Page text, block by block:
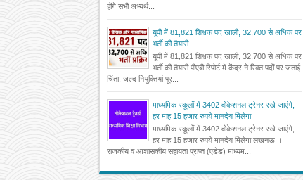
होंगे सभी अभ्यर्थ...
यूपी में 81,821 शिक्षक पद खाली, 32,700 से अधिक पर
भर्ती की तैयारी
यूपी में 81,821 शिक्षक पद खाली, 32,700 से अधिक पर
भर्ती की तैयारी पीएबी रिपोर्ट में केंद्र ने रिक्त पदों पर जताई
चिंता, जल्द नियुक्तियां पूर...
माध्यमिक स्कूलों में 3402 वोकेशनल ट्रेनर रखे जाएंगे,
हर माह 15 हजार रुपये मानदेय मिलेगा
माध्यमिक स्कूलों में 3402 वोकेशनल ट्रेनर रखे जाएंगे,
हर माह 15 हजार रुपये मानदेय मिलेगा लखनऊ ।
राजकीय व आशासकीय सहायता प्राप्त (एडेड) माध्यम...